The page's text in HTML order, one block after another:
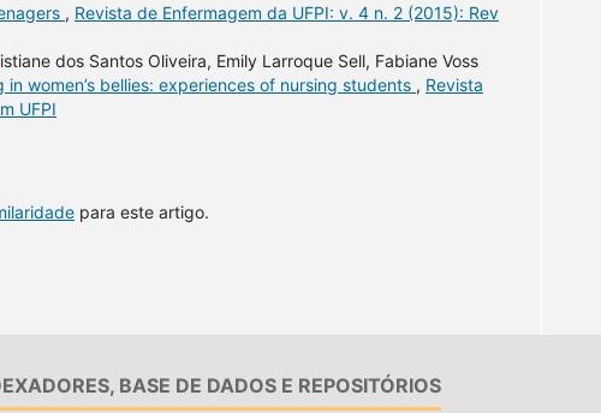
, Revista de Enfermagem da UFPI: v. 4 n. 2 (2015): Rev
dos Santos Oliveira, Emily Larroque Sell, Fabiane Voss
in women’s bellies: experiences of nursing students , Revista
UFPI
para este artigo.
BASE DE DADOS E REPOSITÓRIOS